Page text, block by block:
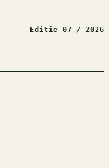
Editie 07 / 2026